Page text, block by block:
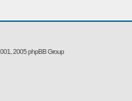
2005 phpBB Group